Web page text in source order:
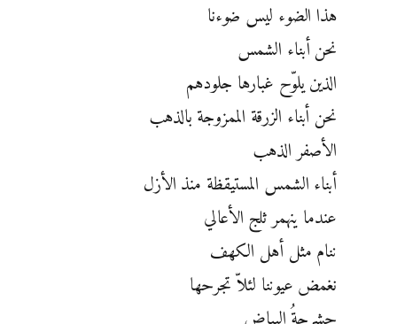
هذا الضوء ليس ضوءنا
نحن أبناء الشمس
الذين يلوّح غبارها جلودهم
نحن أبناء الزرقة الممزوجة بالذهب
الأصفر الذهب
أبناء الشمس المستيقظة منذ الأزل
عندما ينهمر ثلج الأعالي
ننام مثل أهل الكهف
نغمض عيوننا لئلاّ تجرحها